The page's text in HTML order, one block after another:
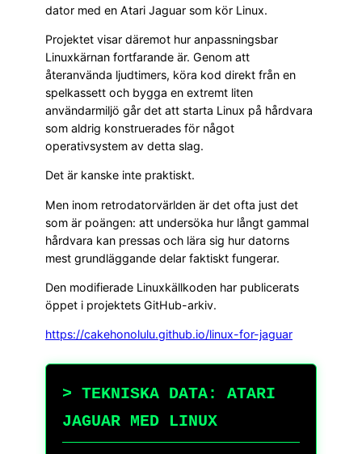
dator med en Atari Jaguar som kör Linux.
Projektet visar däremot hur anpassningsbar
Linuxkärnan fortfarande är. Genom att
återanvända ljudtimers, köra kod direkt från en
spelkassett och bygga en extremt liten
användarmiljö går det att starta Linux på hårdvara
som aldrig konstruerades för något
operativsystem av detta slag.
Det är kanske inte praktiskt.
Men inom retrodatorvärlden är det ofta just det
som är poängen: att undersöka hur långt gammal
hårdvara kan pressas och lära sig hur datorns
mest grundläggande delar faktiskt fungerar.
Den modifierade Linuxkällkoden har publicerats
öppet i projektets GitHub-arkiv.
https://cakehonolulu.github.io/linux-for-jaguar
> TEKNISKA DATA: ATARI
JAGUAR MED LINUX